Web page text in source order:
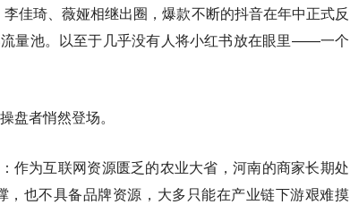
佳琦、薇娅相继出圈，爆款不断的抖音在年中正式反
量池。以至于几乎没有人将小红书放在眼里——一个
盘者悄然登场。
作为互联网资源匮乏的农业大省，河南的商家长期处
也不具备品牌资源，大多只能在产业链下游艰难摸